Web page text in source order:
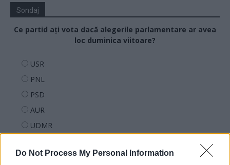
Do Not Process My Personal Information
Sondaj
Ce partid ați vota dacă alegerile parlamentare ar avea
loc duminica viitoare?
USR
PNL
PSD
AUR
UDMR
Forța Dreptei (L. Orban)